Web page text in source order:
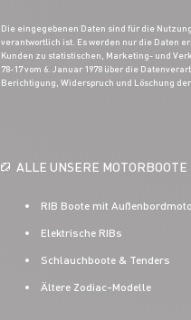
Die eingegebenen Daten sind für die
verantwortlich ist. Es werden nur die Daten
Kunden zu statistischen, Marketing- und
78-17 vom 6. Januar 1978 über die
Berichtigung, Widerspruch und Löschung
ALLE UNSERE MOTORBOOTE
RIB Boote mit
Elektrische RIBs
Schlauchboote & Tenders
Ältere Zodiac-Modelle